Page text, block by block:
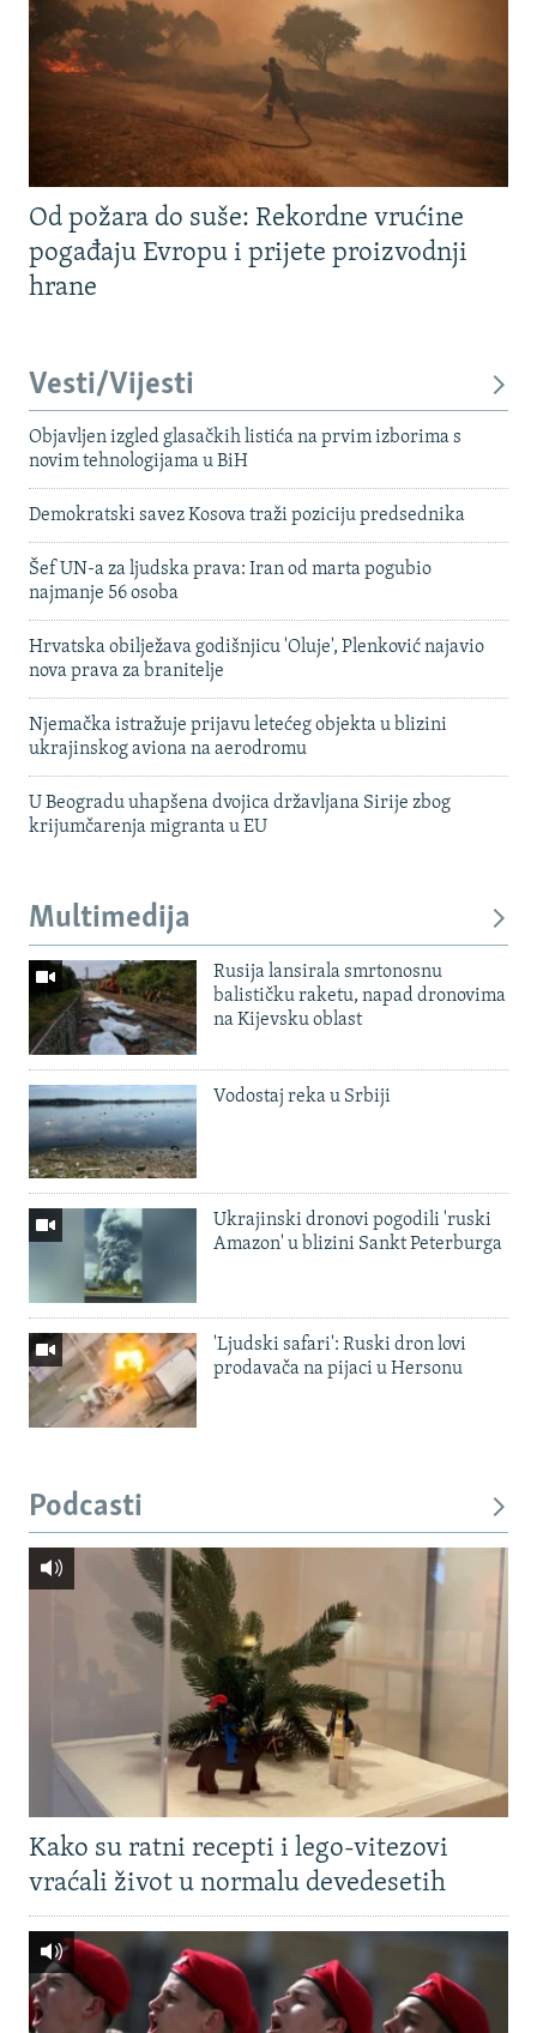
Od požara do suše: Rekordne vrućine
pogađaju Evropu i prijete proizvodnji
hrane
Vesti/Vijesti
Objavljen izgled glasačkih listića na prvim izborima s
novim tehnologijama u BiH
Demokratski savez Kosova traži poziciju predsednika
Šef UN-a za ljudska prava: Iran od marta pogubio
najmanje 56 osoba
Hrvatska obilježava godišnjicu 'Oluje', Plenković najavio
nova prava za branitelje
Njemačka istražuje prijavu letećeg objekta u blizini
ukrajinskog aviona na aerodromu
U Beogradu uhapšena dvojica državljana Sirije zbog
krijumčarenja migranta u EU
Multimedija
Rusija lansirala smrtonosnu
balističku raketu, napad dronovima
na Kijevsku oblast
Vodostaj reka u Srbiji
Ukrajinski dronovi pogodili 'ruski
Amazon' u blizini Sankt Peterburga
'Ljudski safari': Ruski dron lovi
prodavača na pijaci u Hersonu
Podcasti
Kako su ratni recepti i lego-vitezovi
vraćali život u normalu devedesetih